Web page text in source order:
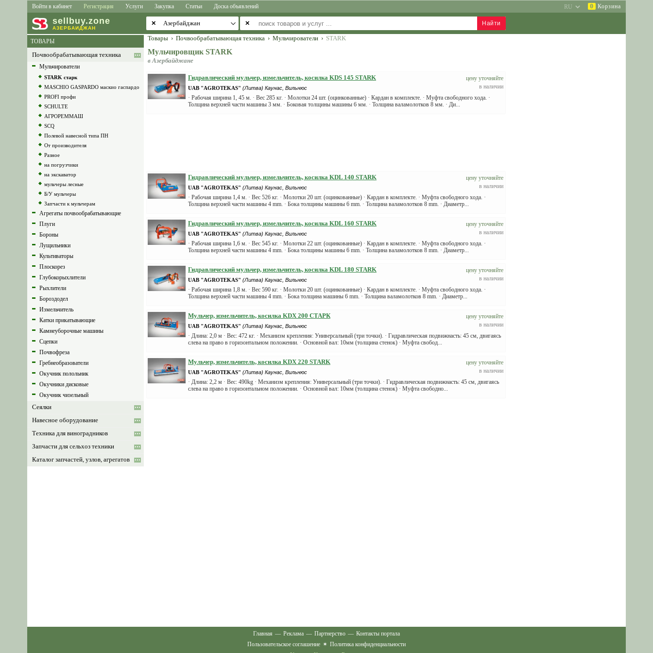
Войти в кабинет Регистрация Услуги Закупка Статьи Доска объявлений 0 Корзина
sell buy.zone
АЗЕРБАЙДЖАН
✕ ✕
ТОВАРЫ
Почвообрабатывающая техника
Мульчирователи
STARK старк
MASCHIO GASPARDO маскио гаспардо
PROFI профи
SCHULTE
АГРОРЕММАШ
SCQ
Полевой навесной типа ПН
От производителя
Разное
на погрузчики
на экскаватор
мульчеры лесные
Б/У мульчеры
Запчасти к мульчерам
Агрегаты почвообрабатывающие
Плуги
Бороны
Лущильники
Культиваторы
Плоскорез
Глубокорыхлители
Рыхлители
Бороздодел
Измельчитель
Катки прикатывающие
Камнеуборочные машины
Сцепки
Почвофреза
Гребнеобразователи
Окучник полольник
Окучники дисковые
Окучник чизельный
Сеялки
Навесное оборудование
Техника для виноградников
Запчасти для сельхоз техники
Каталог запчастей, узлов, агрегатов
Товары › Почвообрабатывающая техника › Мульчирователи › STARK
Мульчировщик STARK
в Азербайджане
цену уточняйте
в наличии
Гидравлический мульчер, измельчитель, косилка KDS 145 STARK
UAB "AGROTEKAS" (Литва) Каунас, Вильнюс
· Рабочая ширина 1, 45 м. · Вес 285 кг. · Молотки 24 шт. (оцинкованные) · Кардан в комплекте. · Муфта свободного хода. ·
Толщина верхней части машины 3 мм. · Боковая толщины машины 6 мм. · Толщина валамолотков 8 мм. · Ди...
цену уточняйте
в наличии
Гидравлический мульчер, измельчитель, косилка KDL 140 STARK
UAB "AGROTEKAS" (Литва) Каунас, Вильнюс
· Рабочая ширина 1,4 м. · Вес 526 кг. · Молотки 20 шт. (оцинкованные) · Кардан в комплекте. · Муфта свободного хода. ·
Толщина верхней части машины 4 mm. · Бока толщины машины 6 mm. · Толщина валамолотков 8 mm. · Диаметр...
цену уточняйте
в наличии
Гидравлический мульчер, измельчитель, косилка KDL 160 STARK
UAB "AGROTEKAS" (Литва) Каунас, Вильнюс
· Рабочая ширина 1,6 м. · Вес 545 кг. · Молотки 22 шт. (оцинкованные) · Кардан в комплекте. · Муфта свободного хода. ·
Толщина верхней части машины 4 mm. · Бока толщины машины 6 mm. · Толщина валамолотков 8 mm. · Диаметр...
цену уточняйте
в наличии
Гидравлический мульчер, измельчитель, косилка KDL 180 STARK
UAB "AGROTEKAS" (Литва) Каунас, Вильнюс
· Рабочая ширина 1,8 м. · Вес 590 кг. · Молотки 20 шт. (оцинкованные) · Кардан в комплекте. · Муфта свободного хода. ·
Толщина верхней части машины 4 mm. · Бока толщина машины 6 mm. · Толщина валамолотков 8 mm. · Диаметр...
цену уточняйте
в наличии
Мульчер, измельчитель, косилка KDX 200 СТАРК
UAB "AGROTEKAS" (Литва) Каунас, Вильнюс
· Длина: 2,0 м · Вес: 472 кг. · Механизм крепления: Универсальный (три точки). · Гидравлическая подвижнасть: 45 см, двигаясь
слева на право в горизонтальном положении. · Основной вал: 10мм (толщина стенок) · Муфта свобод...
цену уточняйте
в наличии
Мульчер, измельчитель, косилка KDX 220 STARK
UAB "AGROTEKAS" (Литва) Каунас, Вильнюс
· Длина: 2,2 м · Вес: 490kg · Механизм крепления: Универсальный (три точки). · Гидравлическая подвижнасть: 45 см, двигаясь
слева на право в горизонтальном положении. · Основной вал: 10мм (толщина стенок) · Муфта свободно...
Главная — Реклама — Партнерство — Контакты портала
Пользовательское соглашение ✶ Политика конфиденциальности